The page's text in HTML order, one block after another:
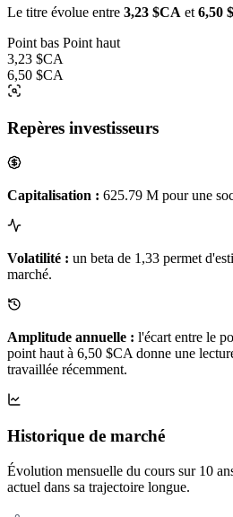
Le titre évolue entre 3,23 $CA et 6,50
Point bas Point haut
3,23 $CA
6,50 $CA
Repères investisseurs
Capitalisation : 625.79 M pour une
Volatilité : un beta de 1,33 permet
marché.
Amplitude annuelle : l'écart entre le
point haut à 6,50 $CA donne une
travaillée récemment.
Historique de marché
Évolution mensuelle du cours sur 10
actuel dans sa trajectoire longue.